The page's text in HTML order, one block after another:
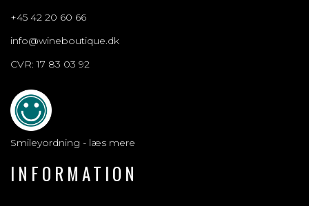
+45 42 20 60 66
info@wineboutique.dk
CVR: 17 83 03 92
Smileyordning - læs mere
INFORMATION